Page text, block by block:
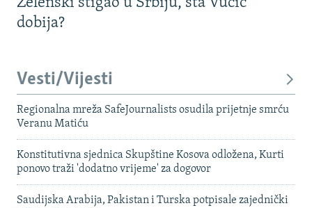
dobija?
Vesti/Vijesti
Regionalna mreža SafeJournalists osudila prijetnje smrću
Veranu Matiću
Konstitutivna sjednica Skupštine Kosova odložena, Kurti
ponovo traži 'dodatno vrijeme' za dogovor
Saudijska Arabija, Pakistan i Turska potpisale zajednički